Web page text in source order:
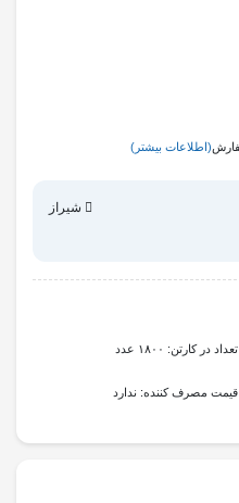
(اطلاعات بیشتر)
شیراز
تعداد در کارتن: ۱۸۰۰ عدد
قیمت مصرف کننده: ندارد